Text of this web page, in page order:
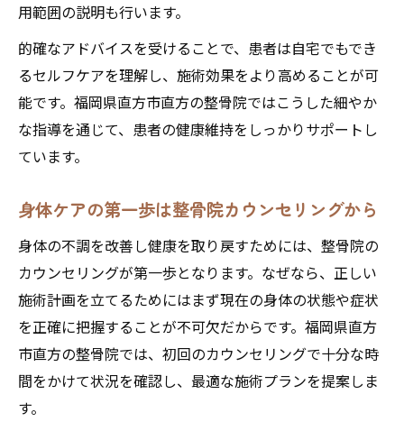
用範囲の説明も行います。
的確なアドバイスを受けることで、患者は自宅でもでき
るセルフケアを理解し、施術効果をより高めることが可
能です。福岡県直方市直方の整骨院ではこうした細やか
な指導を通じて、患者の健康維持をしっかりサポートし
ています。
身体ケアの第一歩は整骨院カウンセリングから
身体の不調を改善し健康を取り戻すためには、整骨院の
カウンセリングが第一歩となります。なぜなら、正しい
施術計画を立てるためにはまず現在の身体の状態や症状
を正確に把握することが不可欠だからです。福岡県直方
市直方の整骨院では、初回のカウンセリングで十分な時
間をかけて状況を確認し、最適な施術プランを提案しま
す。